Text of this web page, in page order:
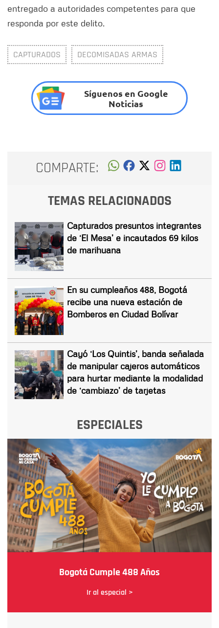
entregado a autoridades competentes para que
responda por este delito.
CAPTURADOS DECOMISADAS ARMAS
Síguenos en Google
Noticias
COMPARTE:
TEMAS RELACIONADOS
Capturados presuntos integrantes
de ‘El Mesa’ e incautados 69 kilos
de marihuana
En su cumpleaños 488, Bogotá
recibe una nueva estación de
Bomberos en Ciudad Bolívar
Cayó ‘Los Quintis’, banda señalada
de manipular cajeros automáticos
para hurtar mediante la modalidad
de ‘cambiazo’ de tarjetas
ESPECIALES
Bogotá Cumple 488 Años
Ir al especial >